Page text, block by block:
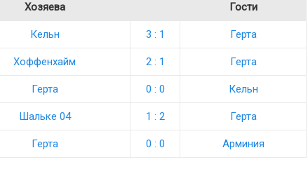
Хозяева Гости
Кельн 3 : 1 Герта
Хоффенхайм 2 : 1 Герта
Герта 0 : 0 Кельн
Шальке 04 1 : 2 Герта
Герта 0 : 0 Арминия